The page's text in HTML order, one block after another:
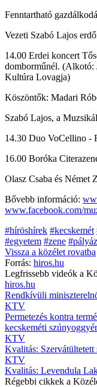
Fenntartható
Vezeti Szabó Lajos
14.00 Erdei koncert
domborműnél. (Alkotó:
Kultúra Lovagja)
Köszöntők: Madari
Szabó Lajos, a
14.30 Duo VoCellino -
16.00 Boróka
Olasz Csaba és Német
Bővebb információ:
www.facebook.com/
#híröshírek #kecskemét
#egyetem #zene
Vissza a közélet rovatba
Forrás: hiros.hu
Legfrissebb videók a
hiros.hu
Rendkívüli
KTV
Permetezés kontra
kecskeméti
KTV
Kvalitás: Szervátültetett
KTV
Kvalitás: Levendula
Régebbi cikkek a